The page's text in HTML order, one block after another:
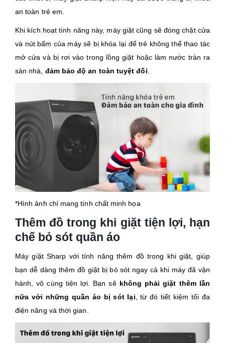
an toàn trẻ em.
Khi kích hoạt tính năng này, máy giặt cũng sẽ đóng chặt cửa
và nút bấm của máy sẽ bị khóa lại để trẻ không thể thao tác
mở cửa và bị rơi vào trong lồng giặt hoặc làm nước tràn ra
sàn nhà, đảm bảo độ an toàn tuyệt đối
*Hình ảnh chỉ mang tính chất minh họa
Thêm đồ trong khi giặt tiện lợi, hạn
chế bỏ sót quần áo
Máy giặt Sharp với tính năng thêm đồ trong khi giặt, giúp
bạn dễ dàng thêm đồ giặt bị bỏ sót ngay cả khi máy đã vận
hành, vô cùng tiện lợi. Bạn sẽ không phải giặt thêm lần
nữa với những quần áo bị sót lại , từ đó tiết kiệm tối đa
điện năng và thời gian.